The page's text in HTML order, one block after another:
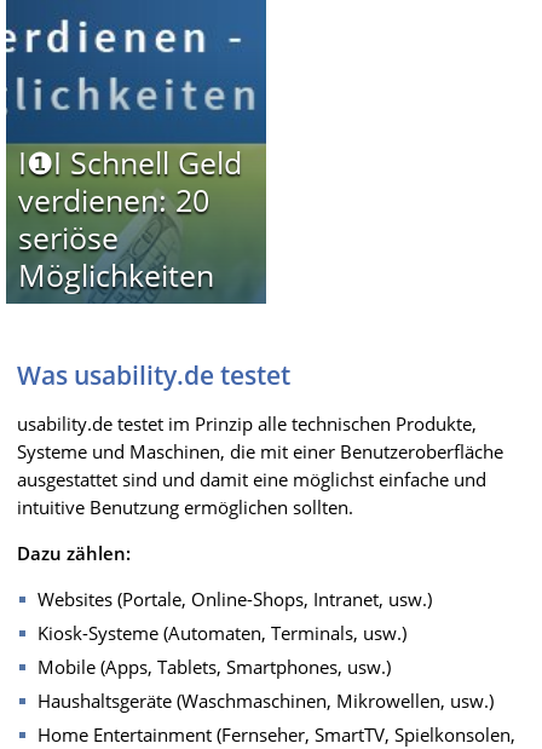
I❶I Schnell Geld
verdienen: 20
seriöse
Möglichkeiten
Was usability.de testet
usability.de testet im Prinzip alle technischen Produkte,
Systeme und Maschinen, die mit einer Benutzeroberfläche
ausgestattet sind und damit eine möglichst einfache und
intuitive Benutzung ermöglichen sollten.
Dazu zählen:
Websites (Portale, Online-Shops, Intranet, usw.)
Kiosk-Systeme (Automaten, Terminals, usw.)
Mobile (Apps, Tablets, Smartphones, usw.)
Haushaltsgeräte (Waschmaschinen, Mikrowellen, usw.)
Home Entertainment (Fernseher, SmartTV, Spielkonsolen,